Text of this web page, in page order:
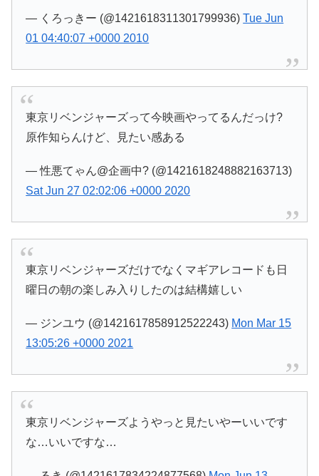
— くろっきー (@1421618311301799936)Tue Jun
01 04:40:07 +0000 2010
東京リベンジャーズって今映画やってるんだっけ?
原作知らんけど、見たい感ある
— 性悪てゃん@企画中? (@1421618248882163713)
Sat Jun 27 02:02:06 +0000 2020
東京リベンジャーズだけでなくマギアレコードも日
曜日の朝の楽しみ入りしたのは結構嬉しい
— ジンユウ (@1421617858912522243) Mon Mar 15
13:05:26 +0000 2021
東京リベンジャーズようやっと見たいやーいいです
な…いいですな…